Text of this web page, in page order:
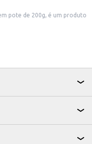
pote de 200g, é um produto
para uso doméstico, em
realçar o sabor.
saborosa e versátil, que